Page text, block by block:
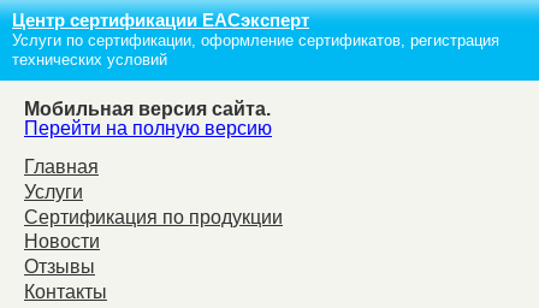
Центр сертификации ЕАСэксперт
Услуги по сертификации, оформление сертификатов, регистрация
технических условий
Мобильная версия сайта.
Перейти на полную версию
Главная
Услуги
Сертификация по продукции
Новости
Отзывы
Контакты